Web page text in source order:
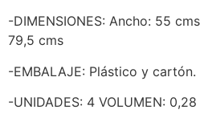
-DIMENSIONES: Ancho: 55
79,5 cms
-EMBALAJE: Plástico y cartón.
-UNIDADES: 4 VOLUMEN: